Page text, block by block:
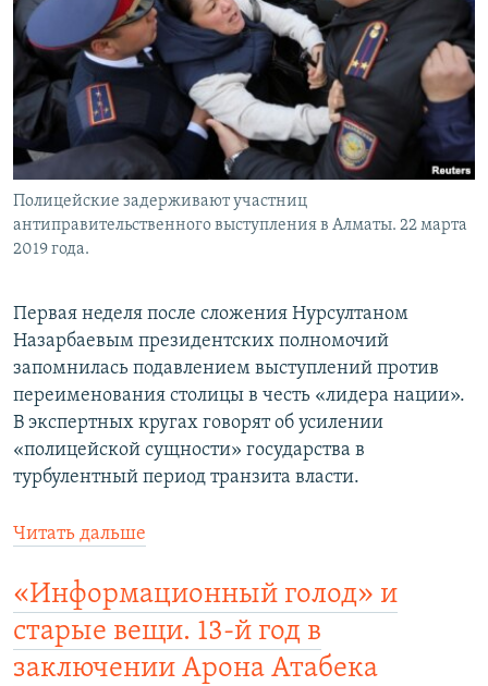
Полицейские задерживают участниц
антиправительственного выступления в Алматы. 22 марта
2019 года.
Первая неделя после сложения Нурсултаном
Назарбаевым президентских полномочий
запомнилась подавлением выступлений против
переименования столицы в честь «лидера нации».
В экспертных кругах говорят об усилении
«полицейской сущности» государства в
турбулентный период транзита власти.
Читать дальше
«Информационный голод» и
старые вещи. 13-й год в
заключении Арона Атабека